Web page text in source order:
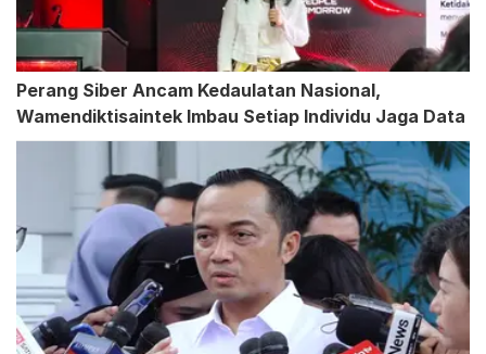
Perang Siber Ancam Kedaulatan Nasional,
Wamendiktisaintek Imbau Setiap Individu Jaga Data